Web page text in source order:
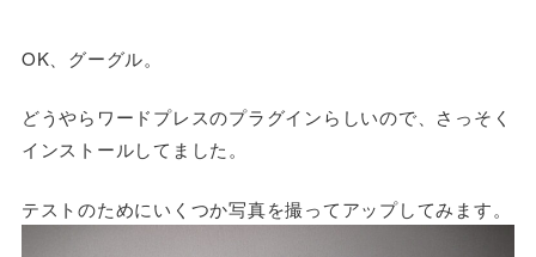
OK、グーグル。
どうやらワードプレスのプラグインらしいので、さっそく
インストールしてました。
テストのためにいくつか写真を撮ってアップしてみます。